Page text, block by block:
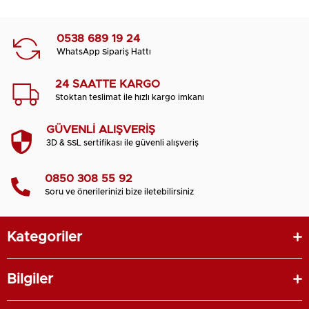
0538 689 19 24
WhatsApp Sipariş Hattı
24 SAATTE KARGO
Stoktan teslimat ile hızlı kargo imkanı
GÜVENLİ ALIŞVERİŞ
3D & SSL sertifikası ile güvenli alışveriş
0850 308 55 92
Soru ve önerilerinizi bize iletebilirsiniz
Kategoriler
Bilgiler